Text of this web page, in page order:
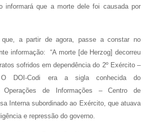
informará que a morte dele foi causada por
que, a partir de agora, passe a constar no
informação: “A morte [de Herzog] decorreu
sofridos em dependência do 2º Exército –
O DOI-Codi era a sigla conhecida do
Operações de Informações – Centro de
Interna subordinado ao Exército, que atuava
e repressão do governo.